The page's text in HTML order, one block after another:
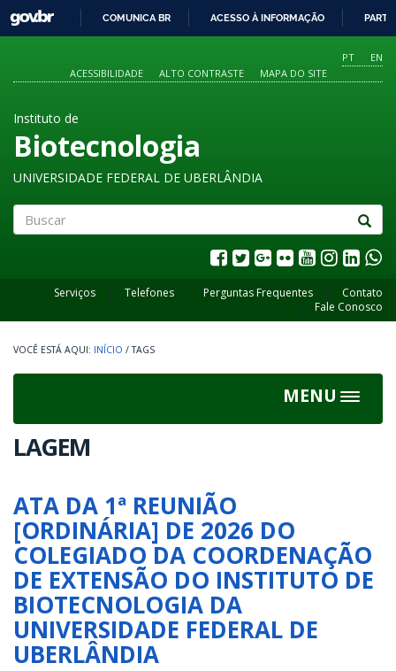
O
CONTEÚDO
GOVBR
COMUNICA BR ACESSO À INFORMAÇÃO
PT
EN
ACESSIBILIDADE
ALTO CONTRASTE MAPA DO SITE
Instituto de
Biotecnologia
UNIVERSIDADE FEDERAL DE UBERLÂNDIA
Serviços Telefones Perguntas Frequentes
Contato
Fale Conosco
INÍCIO / TAGS
MENU
Toggle
LAGEM
ATA DA 1ª REUNIÃO
[ORDINÁRIA] DE 2026 DO
COLEGIADO DA COORDENAÇÃO
DE EXTENSÃO DO INSTITUTO DE
BIOTECNOLOGIA DA
UNIVERSIDADE FEDERAL DE
UBERLÂNDIA